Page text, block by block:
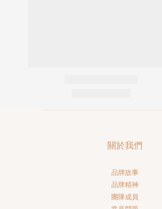
關於我們
品牌故事
品牌精神
團隊成員